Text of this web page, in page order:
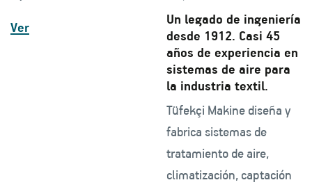
Ver
Un legado de ingeniería
desde 1912. Casi 45
años de experiencia en
sistemas de aire para
la industria textil.
Tüfekçi Makine diseña y
fabrica sistemas de
tratamiento de aire,
climatización, captación